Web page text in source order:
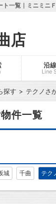
一覧｜ミニミニ
店
沿
Line
探す テクノさ
件一覧
城 千曲 テク